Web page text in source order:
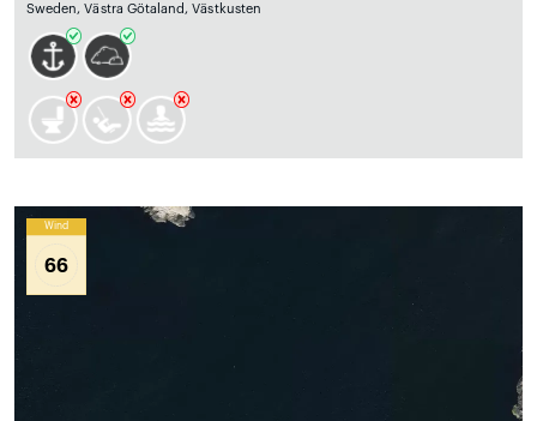
Sweden, Västra Götaland, Västkusten
Wind
66